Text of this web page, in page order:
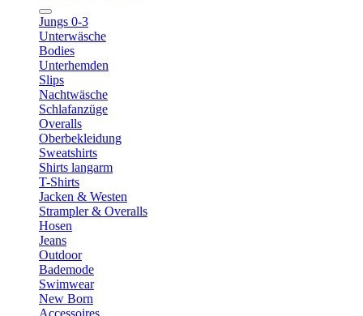
Jungs 0-3
Unterwäsche
Bodies
Unterhemden
Slips
Nachtwäsche
Schlafanzüge
Overalls
Oberbekleidung
Sweatshirts
Shirts langarm
T-Shirts
Jacken & Westen
Strampler & Overalls
Hosen
Jeans
Outdoor
Bademode
Swimwear
New Born
Accessoires